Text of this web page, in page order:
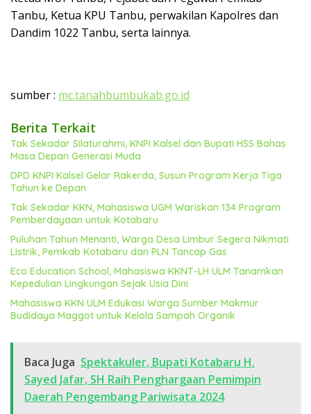
Tanbu, Ketua KPU Tanbu, perwakilan Kapolres dan
Dandim 1022 Tanbu, serta lainnya.
sumber : mc.tanahbumbukab.go.id
Berita Terkait
Tak Sekadar Silaturahmi, KNPI Kalsel dan Bupati HSS Bahas
Masa Depan Generasi Muda
DPD KNPI Kalsel Gelar Rakerda, Susun Program Kerja Tiga
Tahun ke Depan
Tak Sekadar KKN, Mahasiswa UGM Wariskan 134 Program
Pemberdayaan untuk Kotabaru
Puluhan Tahun Menanti, Warga Desa Limbur Segera Nikmati
Listrik, Pemkab Kotabaru dan PLN Tancap Gas
Eco Education School, Mahasiswa KKNT-LH ULM Tanamkan
Kepedulian Lingkungan Sejak Usia Dini
Mahasiswa KKN ULM Edukasi Warga Sumber Makmur
Budidaya Maggot untuk Kelola Sampah Organik
Baca Juga Spektakuler, Bupati Kotabaru H.
Sayed Jafar, SH Raih Penghargaan Pemimpin
Daerah Pengembang Pariwisata 2024